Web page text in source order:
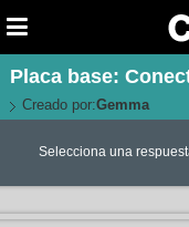
Placa base:
Creado por:Gemma
Selecciona una